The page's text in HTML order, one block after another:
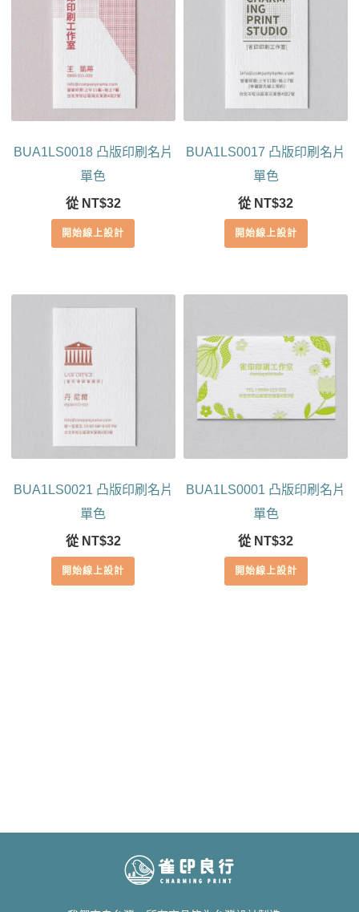
BUA1LS0018 凸版印刷名片
單色
從 NT$32
開始線上設計
BUA1LS0017 凸版印刷名片
單色
從 NT$32
開始線上設計
BUA1LS0021 凸版印刷名片
單色
從 NT$32
開始線上設計
BUA1LS0001 凸版印刷名片
單色
從 NT$32
開始線上設計